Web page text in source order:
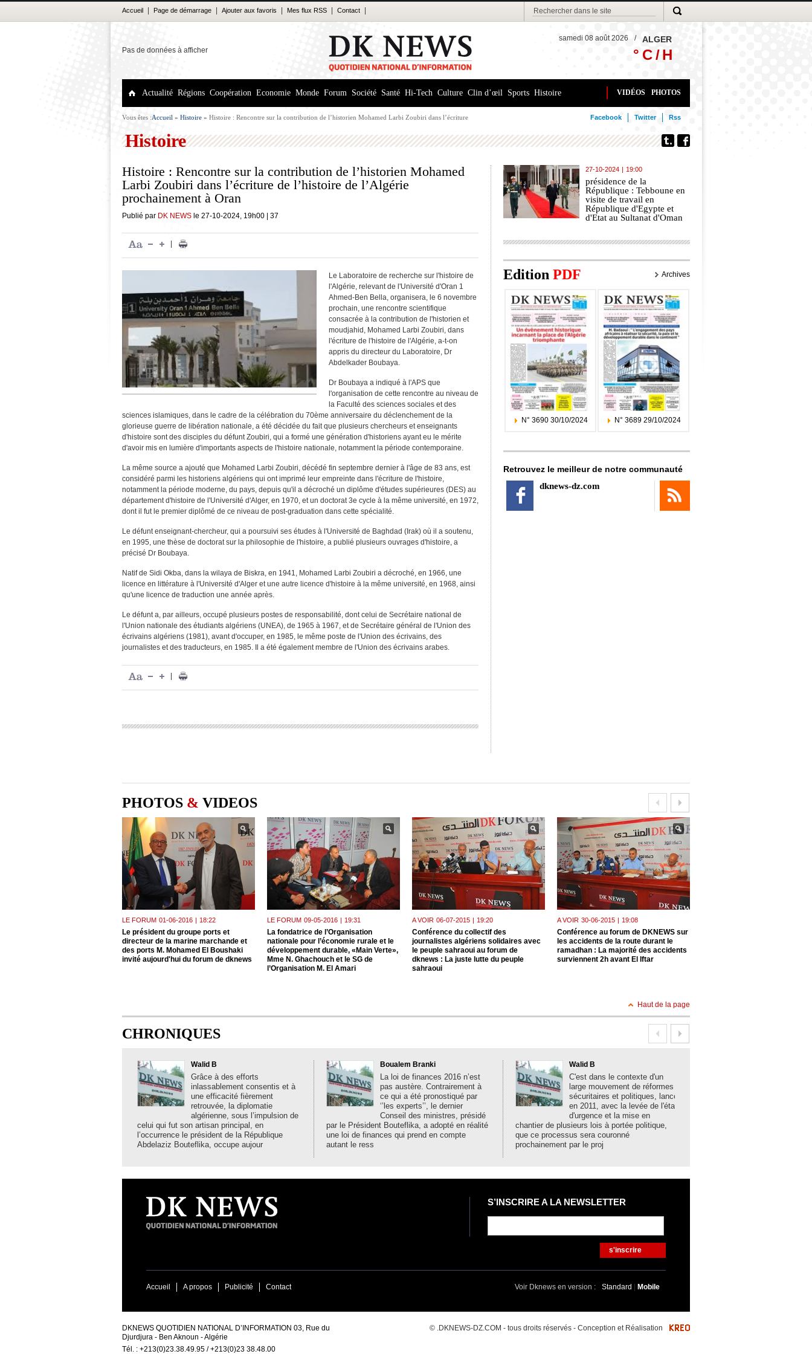
Accueil Page de démarrage Ajouter aux favoris Mes flux RSS Contact
Pas de données à afficher
ALGER
/
samedi 08 août 2026
° C /H
Actualité Régions Coopération Economie Monde Forum Société Santé Hi-Tech Culture Clin d’œil Sports Histoire VIDÉOS PHOTOS
Vous êtes :Accueil » Histoire » Histoire : Rencontre sur la contribution de l’historien Mohamed Larbi Zoubiri dans l’écriture
Facebook Twitter Rss
Histoire
Histoire : Rencontre sur la contribution de l’historien Mohamed
Larbi Zoubiri dans l’écriture de l’histoire de l’Algérie
prochainement à Oran
Publié par DK NEWS le 27-10-2024, 19h00 37
Le Laboratoire de recherche sur l'histoire de
l'Algérie, relevant de l'Université d'Oran 1
Ahmed-Ben Bella, organisera, le 6 novembre
prochain, une rencontre scientifique
consacrée à la contribution de l'historien et
moudjahid, Mohamed Larbi Zoubiri, dans
l'écriture de l'histoire de l'Algérie, a-t-on
appris du directeur du Laboratoire, Dr
Abdelkader Boubaya.
Dr Boubaya a indiqué à l'APS que
l'organisation de cette rencontre au niveau de
la Faculté des sciences sociales et des
sciences islamiques, dans le cadre de la célébration du 70ème anniversaire du déclenchement de la
glorieuse guerre de libération nationale, a été décidée du fait que plusieurs chercheurs et enseignants
d'histoire sont des disciples du défunt Zoubiri, qui a formé une génération d'historiens ayant eu le mérite
d'avoir mis en lumière d'importants aspects de l'histoire nationale, notamment la période contemporaine.
La même source a ajouté que Mohamed Larbi Zoubiri, décédé fin septembre dernier à l'âge de 83 ans, est
considéré parmi les historiens algériens qui ont imprimé leur empreinte dans l'écriture de l'histoire,
notamment la période moderne, du pays, depuis qu'il a décroché un diplôme d'études supérieures (DES) au
département d'histoire de l'Université d'Alger, en 1970, et un doctorat 3e cycle à la même université, en 1972,
dont il fut le premier diplômé de ce niveau de post-graduation dans cette spécialité.
Le défunt enseignant-chercheur, qui a poursuivi ses études à l'Université de Baghdad (Irak) où il a soutenu,
en 1995, une thèse de doctorat sur la philosophie de l'histoire, a publié plusieurs ouvrages d'histoire, a
précisé Dr Boubaya.
Natif de Sidi Okba, dans la wilaya de Biskra, en 1941, Mohamed Larbi Zoubiri a décroché, en 1966, une
licence en littérature à l'Université d'Alger et une autre licence d'histoire à la même université, en 1968, ainsi
qu'une licence de traduction une année après.
Le défunt a, par ailleurs, occupé plusieurs postes de responsabilité, dont celui de Secrétaire national de
l'Union nationale des étudiants algériens (UNEA), de 1965 à 1967, et de Secrétaire général de l'Union des
écrivains algériens (1981), avant d'occuper, en 1985, le même poste de l'Union des écrivains, des
journalistes et des traducteurs, en 1985. Il a été également membre de l'Union des écrivains arabes.
27-10-2024 | 19:00
présidence de la
République : Tebboune en
visite de travail en
République d'Egypte et
d'Etat au Sultanat d'Oman
Edition PDF Archives
N° 3690 30/10/2024 N° 3689 29/10/2024
Retrouvez le meilleur de notre communauté
dknews-dz.com
PHOTOS & VIDEOS
LE FORUM 01-06-2016 | 18:22
Le président du groupe ports et
directeur de la marine marchande et
des ports M. Mohamed El Boushaki
invité aujourd'hui du forum de dknews
LE FORUM 09-05-2016 | 19:31
La fondatrice de l’Organisation
nationale pour l’économie rurale et le
développement durable, «Main Verte»,
Mme N. Ghachouch et le SG de
l’Organisation M. El Amari
A VOIR 06-07-2015 | 19:20
Conférence du collectif des
journalistes algériens solidaires avec
le peuple sahraoui au forum de
dknews : La juste lutte du peuple
sahraoui
A VOIR 30-06-2015 | 19:08
Conférence au forum de DKNEWS sur
les accidents de la route durant le
ramadhan : La majorité des accidents
surviennent 2h avant El Iftar
Haut de la page
CHRONIQUES
Walid B
Grâce à des efforts
inlassablement consentis et à
une efficacité fièrement
retrouvée, la diplomatie
algérienne, sous l’impulsion de
celui qui fut son artisan principal, en
l’occurrence le président de la République
Abdelaziz Bouteflika, occupe aujour
Boualem Branki
La loi de finances 2016 n’est
pas austère. Contrairement à
ce qui a été pronostiqué par
‘’les experts’’, le dernier
Conseil des ministres, présidé
par le Président Bouteflika, a adopté en réalité
une loi de finances qui prend en compte
autant le ress
Walid B
C'est dans le contexte d'un
large mouvement de réformes
sécuritaires et politiques, lancé
en 2011, avec la levée de l'état
d'urgence et la mise en
chantier de plusieurs lois à portée politique,
que ce processus sera couronné
prochainement par le proj
S’INSCRIRE A LA NEWSLETTER
s'inscrire
Accueil A propos Publicité Contact Voir Dknews en version : Standard | Mobile
DKNEWS QUOTIDIEN NATIONAL D’INFORMATION 03, Rue du
Djurdjura - Ben Aknoun - Algérie
Tél. : +213(0)23.38.49.95 / +213(0)23 38.48.00
© .DKNEWS-DZ.COM - tous droits réservés - Conception et Réalisation